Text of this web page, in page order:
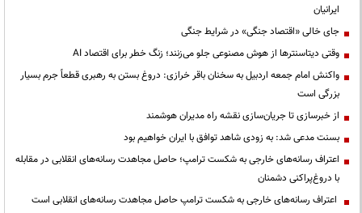
ایرانیان
جای خالی «اقتصاد جنگی» در شرایط جنگی
وقتی دیتاسنترها از هوش مصنوعی جلو می‌زنند؛ زنگ خطر برای اقتصاد AI
واکنش امام جمعه اردبیل به سخنان باقر خرازی: دروغ بستن به رهبری قطعاً جرم بسیار
بزرگی است
از خبرسازی تا جریان‌سازی نقشه راه مدیران هوشمند
بسنت مدعی شد: به زودی شاهد توافق با ایران خواهیم بود
اعتراف رسانه‌های خارجی به شکست ترامپ؛ حاصل مجاهدت رسانه‌های انقلابی در مقابله
با دروغ‌پراکنی دشمنان
اعتراف رسانه‌های خارجی به شکست ترامپ حاصل مجاهدت رسانه‌های انقلابی است